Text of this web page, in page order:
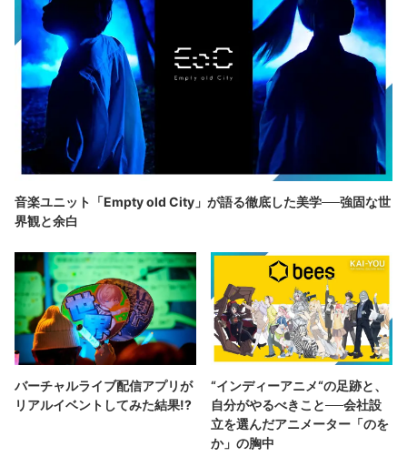
音楽ユニット「Empty old City」が語る徹底した美学──強固な世
界観と余白
バーチャルライブ配信アプリが
リアルイベントしてみた結果!?
“インディーアニメ“の足跡と、
自分がやるべきこと──会社設
立を選んだアニメーター「のを
か」の胸中